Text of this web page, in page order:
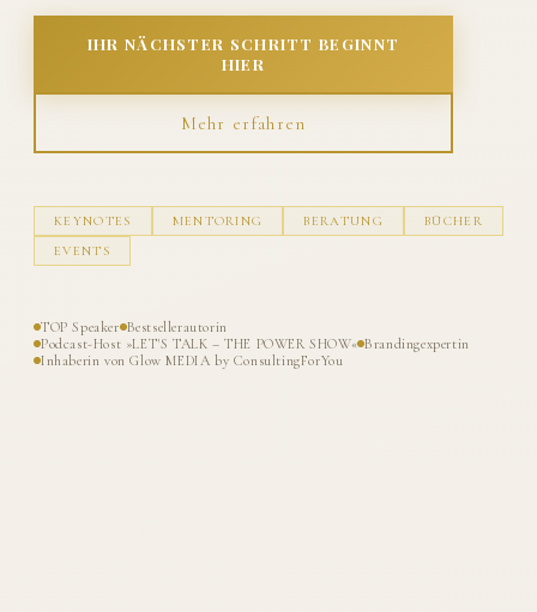
IHR NÄCHSTER SCHRITT BEGINNT
HIER
Mehr erfahren
KEYNOTES MENTORING BERATUNG
BÜCHER
EVENTS
TOP Speaker Bestsellerautorin
Podcast-Host »LET'S TALK – THE POWER SHOW« Brandingexpertin
Inhaberin von Glow MEDIA by ConsultingForYou